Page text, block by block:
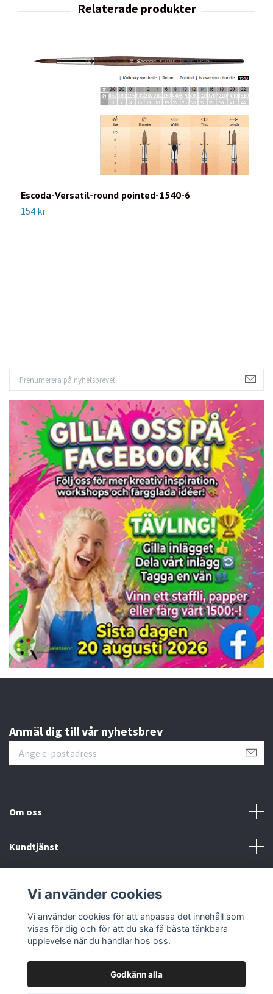
Escoda-Versatil-round pointed-1540-6
154 kr
Anmäl dig till vår nyhetsbrev
Om oss
Kundtjänst
Sociala medier
Vi använder cookies
Vi använder cookies för att anpassa det innehåll som
visas för dig och för att du ska få bästa tänkbara
upplevelse när du handlar hos oss.
Godkänn alla